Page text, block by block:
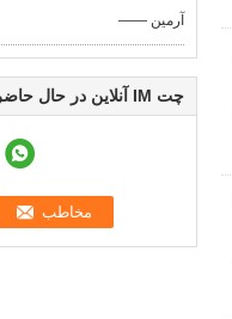
—— آرمین
چت IM آنلاین در حال حاضر